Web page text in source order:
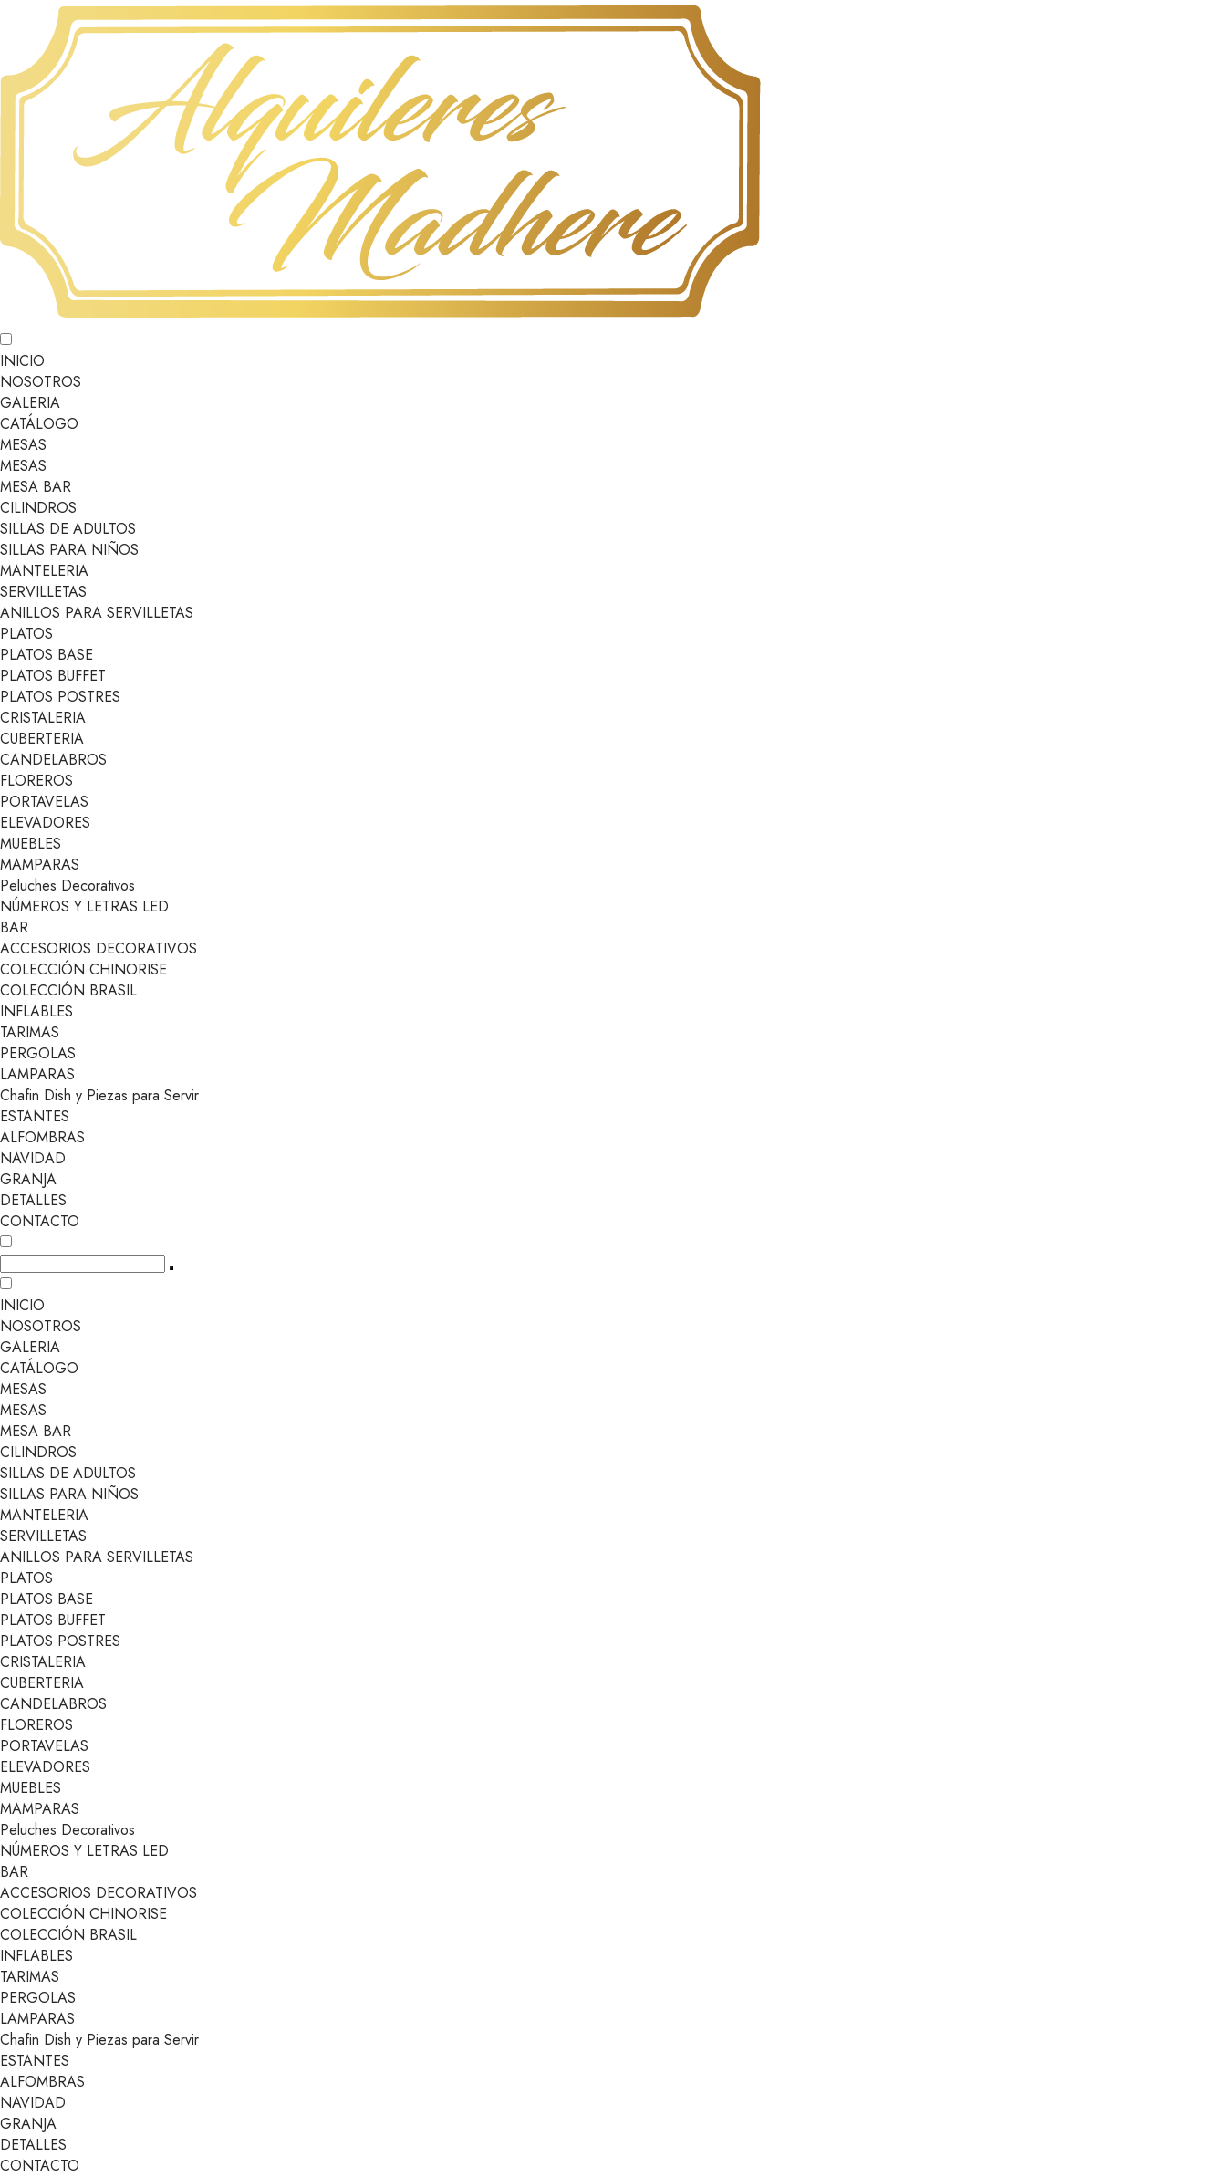
INICIO
NOSOTROS
GALERIA
CATÁLOGO
MESAS
MESAS
MESA BAR
CILINDROS
SILLAS DE ADULTOS
SILLAS PARA NIÑOS
MANTELERIA
SERVILLETAS
ANILLOS PARA SERVILLETAS
PLATOS
PLATOS BASE
PLATOS BUFFET
PLATOS POSTRES
CRISTALERIA
CUBERTERIA
CANDELABROS
FLOREROS
PORTAVELAS
ELEVADORES
MUEBLES
MAMPARAS
Peluches Decorativos
NÚMEROS Y LETRAS LED
BAR
ACCESORIOS DECORATIVOS
COLECCIÓN CHINORISE
COLECCIÓN BRASIL
INFLABLES
TARIMAS
PERGOLAS
LAMPARAS
Chafin Dish y Piezas para Servir
ESTANTES
ALFOMBRAS
NAVIDAD
GRANJA
DETALLES
CONTACTO
INICIO
NOSOTROS
GALERIA
CATÁLOGO
MESAS
MESAS
MESA BAR
CILINDROS
SILLAS DE ADULTOS
SILLAS PARA NIÑOS
MANTELERIA
SERVILLETAS
ANILLOS PARA SERVILLETAS
PLATOS
PLATOS BASE
PLATOS BUFFET
PLATOS POSTRES
CRISTALERIA
CUBERTERIA
CANDELABROS
FLOREROS
PORTAVELAS
ELEVADORES
MUEBLES
MAMPARAS
Peluches Decorativos
NÚMEROS Y LETRAS LED
BAR
ACCESORIOS DECORATIVOS
COLECCIÓN CHINORISE
COLECCIÓN BRASIL
INFLABLES
TARIMAS
PERGOLAS
LAMPARAS
Chafin Dish y Piezas para Servir
ESTANTES
ALFOMBRAS
NAVIDAD
GRANJA
DETALLES
CONTACTO